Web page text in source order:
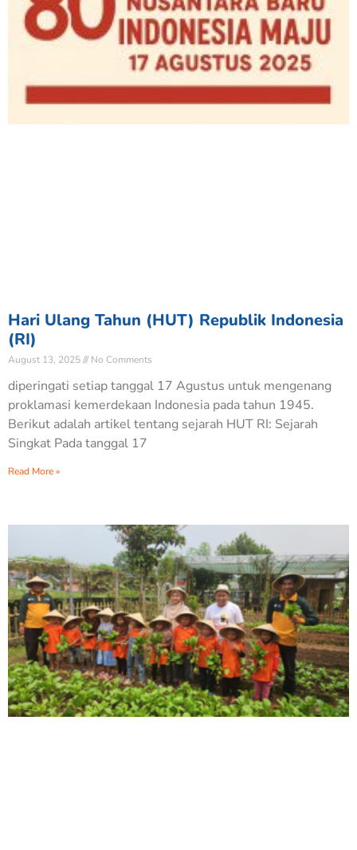
Hari Ulang Tahun (HUT) Republik Indonesia
(RI)
August 13, 2025 No Comments
diperingati setiap tanggal 17 Agustus untuk mengenang
proklamasi kemerdekaan Indonesia pada tahun 1945.
Berikut adalah artikel tentang sejarah HUT RI: Sejarah
Singkat Pada tanggal 17
Read More »